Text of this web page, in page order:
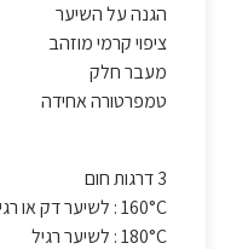
הגנה על השיער
ציפוי קרמי מוזהב
מעבר חלק
טמפרטורה אחידה
3 דרגות חום
160°C : לשיער דק או רגיש
180°C : לשיער רגיל